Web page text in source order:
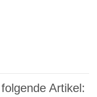
Artikel: